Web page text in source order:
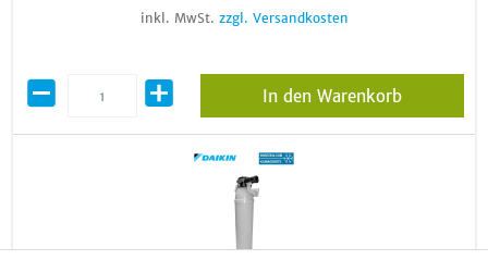
inkl. MwSt. zzgl. Versandkosten
In den Warenkorb